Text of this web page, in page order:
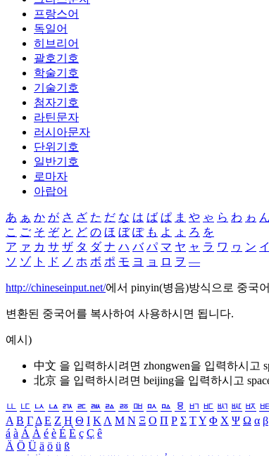
프랑스어
독일어
히브리어
괄호기호
학술기호
기술기호
첨자기호
라틴문자
러시아문자
단위기호
일반기호
로마자
아랍어
あ ぁ か が さ ざ た だ な は ば ぱ ま や ゃ ら わ ゎ ん
こ ご そ ぞ と ど の ほ ぼ ぽ も よ ょ ろ を
ア ァ カ サ ザ タ ダ ナ ハ バ パ マ ヤ ャ ラ ワ ヮ ン イ
ソ ゾ ト ド ノ ホ ボ ポ モ ヨ ョ ロ ヲ ―
http://chineseinput.net/에서 pinyin(병음)방식으로 중국
변환된 중국어를 복사하여 사용하시면 됩니다.
예시)
中文 을 입력하시려면 zhongwen을 입력하시고
北京 을 입력하시려면 beijing을 입력하시고
ㅥ ㅦ ㅧ ㅨ ㅩ ㅪ ㅫ ㅬ ㅭ ㅮ ㅯ ㅰ ㅱ ㅲ ㅳ ㅴ ㅵ ㅶ ㅷ
Α Β ΓΔ Ε Ζ Η Θ Ι ΚΛ Μ Ν Ξ Ο Π Ρ Σ ΤΥ Φ Χ Ψ Ω α β
á à Á À é è É È ç Ç ê
Ä Ö Ü ä ö ü ß